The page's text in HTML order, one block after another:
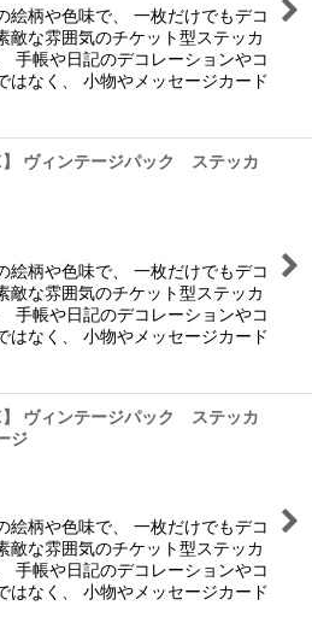
絵柄や色味で、 一枚だけでもデコ
敵な雰囲気のチケット型ステッカ
手帳や日記のデコレーションやコ
はなく、 小物やメッセージカード
】 ヴィンテージパック ステッカ
絵柄や色味で、 一枚だけでもデコ
敵な雰囲気のチケット型ステッカ
手帳や日記のデコレーションやコ
はなく、 小物やメッセージカード
】 ヴィンテージパック ステッカ
ジ
絵柄や色味で、 一枚だけでもデコ
敵な雰囲気のチケット型ステッカ
手帳や日記のデコレーションやコ
はなく、 小物やメッセージカード